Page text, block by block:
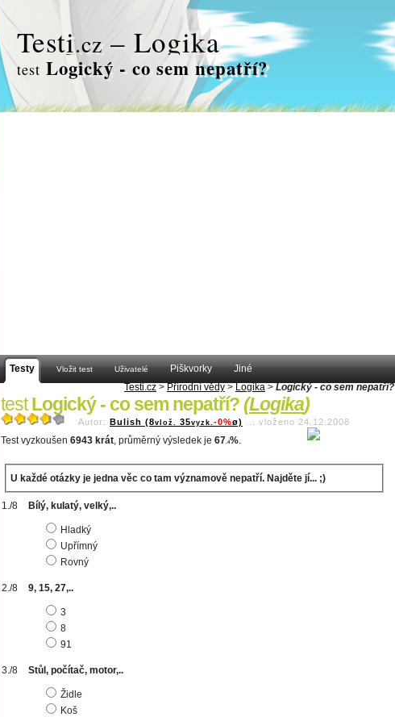
Testi.cz – Logika
test Logický - co sem nepatří?
Testy Vložit test Uživatelé Piškvorky
Jiné
Testi.cz > Přírodní vědy > Logika > Logický - co sem nepatří?
testLogický - co sem nepatří?(Logika)
Autor: Bulish (8vlož. 35vyzk. -0%ø) vloženo 24.12.2008
Test vyzkoušen 6943 krát, průměrný výsledek je 67 .4%.
U každé otázky je jedna věc co tam významově nepatří. Najděte jí... ;)
Bílý, kulatý, velký,..
Hladký
Upřímný
Rovný
9, 15, 27,..
3
8
91
Stůl, počítač, motor,..
Židle
Koš